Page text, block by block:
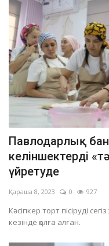
Павлодарлық
келіншектерді
үйретуде
Қараша 8, 2023 0 927
Кәсіпкер торт пісіруді
кезінде қолға алған.